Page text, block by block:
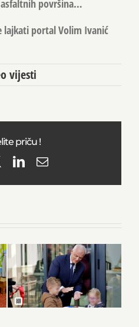
asfaltnih površina…
lajkati portal Volim Ivanić
vijesti
priču !
LinkedIn
Email